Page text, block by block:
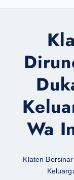
n
Wa
Klaten